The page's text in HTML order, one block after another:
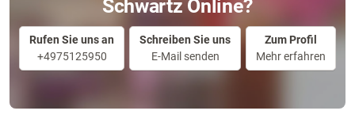
Schwartz Online?
Rufen Sie uns an
+4975125950
Schreiben Sie uns
E-Mail senden
Zum Profil
Mehr erfahren